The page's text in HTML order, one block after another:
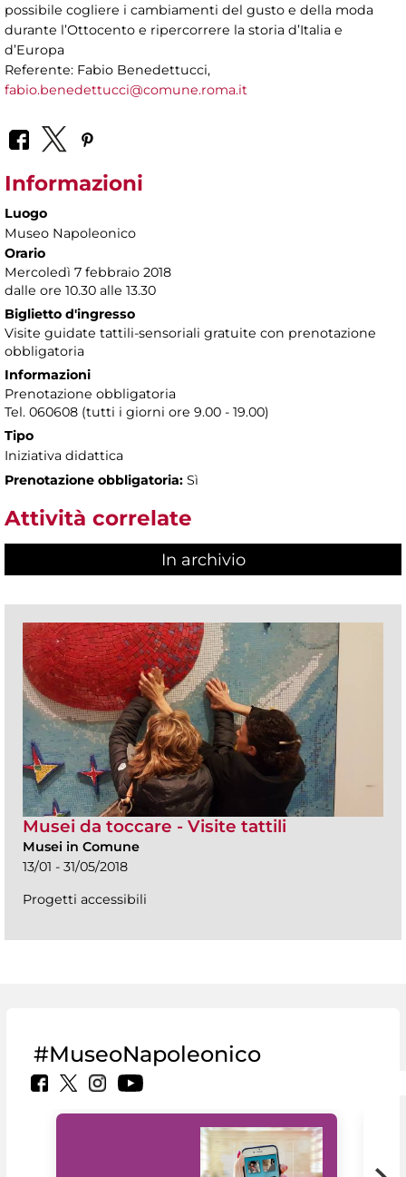
possibile cogliere i cambiamenti del gusto e della moda
durante l’Ottocento e ripercorrere la storia d’Italia e
d’Europa
Referente: Fabio Benedettucci,
fabio.benedettucci@comune.roma.it
Informazioni
Luogo
Museo Napoleonico
Orario
Mercoledì 7 febbraio 2018
dalle ore 10.30 alle 13.30
Biglietto d'ingresso
Visite guidate tattili-sensoriali gratuite con prenotazione
obbligatoria
Informazioni
Prenotazione obbligatoria
Tel. 060608 (tutti i giorni ore 9.00 - 19.00)
Tipo
Iniziativa didattica
Prenotazione obbligatoria: Sì
Attività correlate
In archivio
Musei da toccare - Visite tattili
Musei in Comune
13/01 - 31/05/2018
Progetti accessibili
#MuseoNapoleonico